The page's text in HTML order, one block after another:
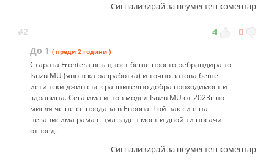
Сигнализирай за неуместен коментар
#2 4 0
До 1 ( преди 2 години )
Старата Frontera всъщност беше просто ребрандирано
Isuzu MU (японска разработка) и точно затова беше
истински джип със сравнително добра проходимост и
здравина. Сега има и нов модел Isuzu MU от 2023г но
мисля че не се продава в Европа. Той пак си е на
независима рама с цял заден мост и двойни носачи
отпред.
Сигнализирай за неуместен коментар